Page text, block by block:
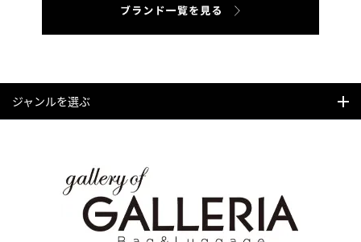
ジャンルを選ぶ